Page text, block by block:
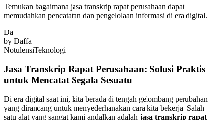
Temukan bagaimana jasa transkrip rapat perusahaan dapat
memudahkan pencatatan dan pengelolaan informasi di era digital.
Da
by Daffa
NotulensiTeknologi
Jasa Transkrip Rapat Perusahaan: Solusi Praktis
untuk Mencatat Segala Sesuatu
Di era digital saat ini, kita berada di tengah gelombang perubahan
yang dirancang untuk menyederhanakan cara kita bekerja. Salah
satu alat yang sangat kami andalkan adalah jasa transkrip rapat